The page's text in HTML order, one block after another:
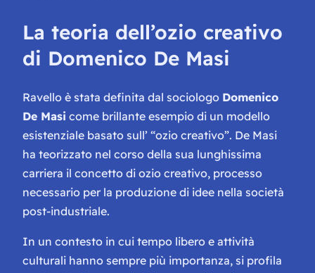
La teoria dell’ozio creativo
di Domenico De Masi
Ravello è stata definita dal sociologo Domenico
De Masi come brillante esempio di un modello
esistenziale basato sull’ “ozio creativo”. De Masi
ha teorizzato nel corso della sua lunghissima
carriera il concetto di ozio creativo, processo
necessario per la produzione di idee nella società
post-industriale.
In un contesto in cui tempo libero e attività
culturali hanno sempre più importanza, si profila